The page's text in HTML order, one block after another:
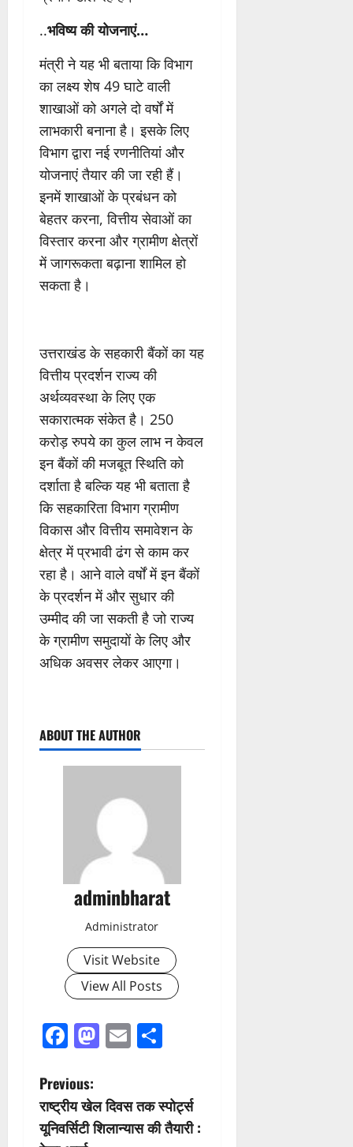
..भविष्य की योजनाएं…
मंत्री ने यह भी बताया कि विभाग
का लक्ष्य शेष 49 घाटे वाली
शाखाओं को अगले दो वर्षों में
लाभकारी बनाना है। इसके लिए
विभाग द्वारा नई रणनीतियां और
योजनाएं तैयार की जा रही हैं।
इनमें शाखाओं के प्रबंधन को
बेहतर करना, वित्तीय सेवाओं का
विस्तार करना और ग्रामीण क्षेत्रों
में जागरूकता बढ़ाना शामिल हो
सकता है।
उत्तराखंड के सहकारी बैंकों का यह
वित्तीय प्रदर्शन राज्य की
अर्थव्यवस्था के लिए एक
सकारात्मक संकेत है। 250
करोड़ रुपये का कुल लाभ न केवल
इन बैंकों की मजबूत स्थिति को
दर्शाता है बल्कि यह भी बताता है
कि सहकारिता विभाग ग्रामीण
विकास और वित्तीय समावेशन के
क्षेत्र में प्रभावी ढंग से काम कर
रहा है। आने वाले वर्षों में इन बैंकों
के प्रदर्शन में और सुधार की
उम्मीद की जा सकती है जो राज्य
के ग्रामीण समुदायों के लिए और
अधिक अवसर लेकर आएगा।
ABOUT THE AUTHOR
adminbharat
Administrator
Visit Website
View All Posts
Facebook
Mastodon
Email
P
o
Previous:
राष्ट्रीय खेल दिवस तक स्पोर्ट्स
यूनिवर्सिटी शिलान्यास की तैयारी :